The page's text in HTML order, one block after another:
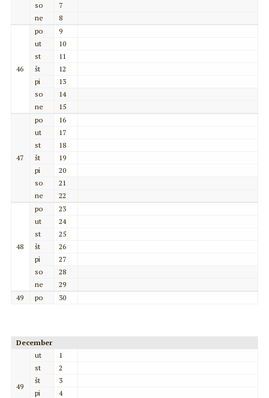
so
7
ne
8
46
po
9
ut
10
st
11
št
12
pi
13
so
14
ne
15
47
po
16
ut
17
st
18
št
19
pi
20
so
21
ne
22
48
po
23
ut
24
st
25
št
26
pi
27
so
28
ne
29
49
po 30
December
49
ut
1
st
2
št
3
pi
4